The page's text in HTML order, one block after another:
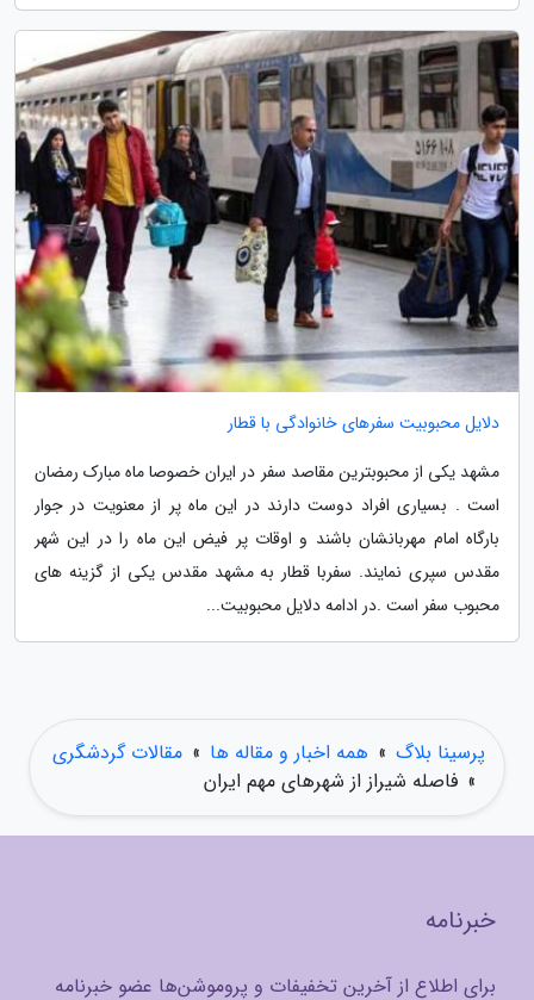
دلایل محبوبیت سفرهای خانوادگی با قطار
مشهد یکی از محبوبترین مقاصد سفر در ایران خصوصا ماه مبارک رمضان
است . بسیاری افراد دوست دارند در این ماه پر از معنویت در جوار
بارگاه امام مهربانشان باشند و اوقات پر فیض این ماه را در این شهر
مقدس سپری نمایند. سفربا قطار به مشهد مقدس یکی از گزینه های
محبوب سفر است .در ادامه دلایل محبوبیت...
پرسینا بلاگ » همه اخبار و مقاله ها » مقالات گردشگری
» فاصله شیراز از شهرهای مهم ایران
خبرنامه
برای اطلاع از آخرین تخفیفات و پروموشن‌ها عضو خبرنامه